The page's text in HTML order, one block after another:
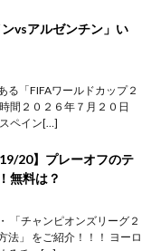
vsアルゼンチン」い
る「FIFAワールドカップ２
間２０２６年７月２０日
ペイン[…]
20】プレーオフのテ
無料は？
「チャンピオンズリーグ２
法」 をご紹介！！！ ヨーロ